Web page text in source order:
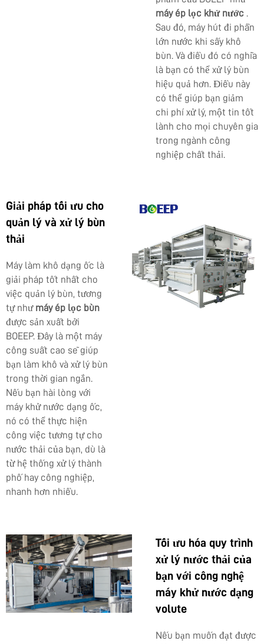
máy ép lọc khử nước .
Sau đó, máy hút đi phần
lớn nước khi sấy khô
bùn. Và điều đó có nghĩa
là bạn có thể xử lý bùn
hiệu quả hơn. Điều này
có thể giúp bạn giảm
chi phí xử lý, một tin tốt
lành cho mọi chuyên gia
trong ngành công
nghiệp chất thải.
Giải pháp tối ưu cho
quản lý và xử lý bùn
thải
Máy làm khô dạng ốc là
giải pháp tốt nhất cho
việc quản lý bùn, tương
tự như máy ép lọc bùn
được sản xuất bởi
BOEEP. Đây là một máy
công suất cao sẽ giúp
bạn làm khô và xử lý bùn
trong thời gian ngắn.
Nếu bạn hài lòng với
máy khử nước dạng ốc,
nó có thể thực hiện
công việc tương tự cho
nước thải của bạn, dù là
từ hệ thống xử lý thành
phố hay công nghiệp,
nhanh hơn nhiều.
Tối ưu hóa quy trình
xử lý nước thải của
bạn với công nghệ
máy khử nước dạng
volute
Nếu bạn muốn đạt được